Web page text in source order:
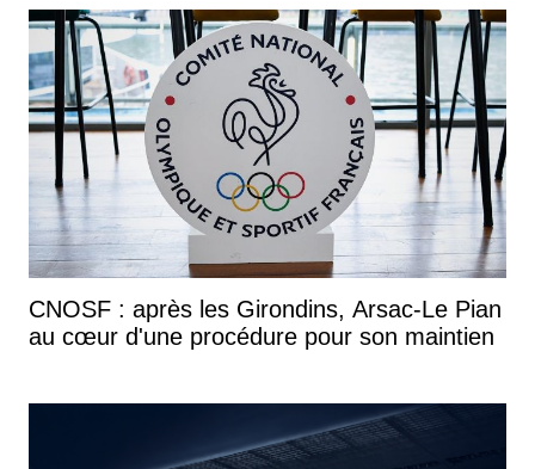
CNOSF : après les Girondins, Arsac-Le Pian
au cœur d'une procédure pour son maintien